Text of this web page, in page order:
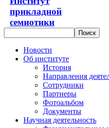
прикладной
семиотики
Новости
Об институте
История
Направления
Сотрудники
Партнеры
Фотоальбом
Документы
Научная деятельность